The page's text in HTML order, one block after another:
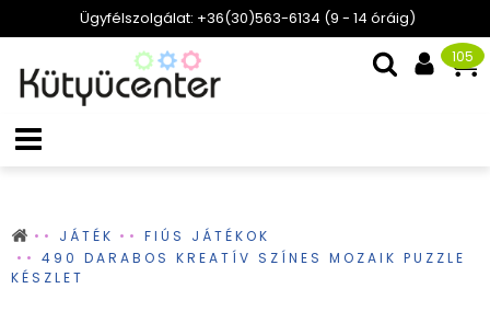
Ügyfélszolgálat: +36(30)563-6134 (9 - 14 óráig)
105
JÁTÉK
FIÚS JÁTÉKOK
490 DARABOS KREATÍV SZÍNES MOZAIK PUZZLE
KÉSZLET